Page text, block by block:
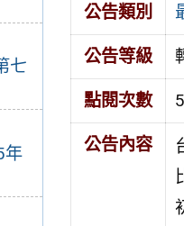
七
年
公告類別
公告等級
點閱次數
公告內容